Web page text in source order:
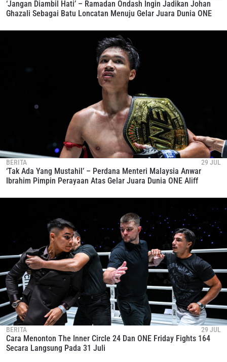
‘Jangan Diambil Hati’ – Ramadan Ondash Ingin Jadikan Johan
Ghazali Sebagai Batu Loncatan Menuju Gelar Juara Dunia ONE
BERITA 29 JUL
‘Tak Ada Yang Mustahil’ – Perdana Menteri Malaysia Anwar
Ibrahim Pimpin Perayaan Atas Gelar Juara Dunia ONE Aliff
BERITA 29 JUL
Cara Menonton The Inner Circle 24 Dan ONE Friday Fights 164
Secara Langsung Pada 31 Juli